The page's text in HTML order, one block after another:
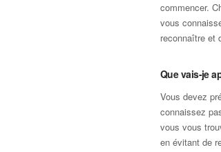
commencer.
vous
reconnaître et
Que vais-je
Vous devez
connaissez
vous vous
en évitant de